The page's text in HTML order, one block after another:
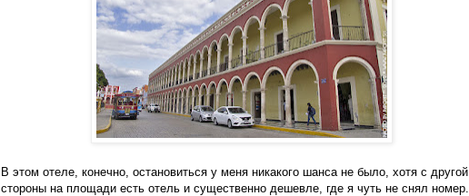
В этом отеле, конечно, остановиться у меня никакого шанса не было, хотя с другой
стороны на площади есть отель и существенно дешевле, где я чуть не снял номер.